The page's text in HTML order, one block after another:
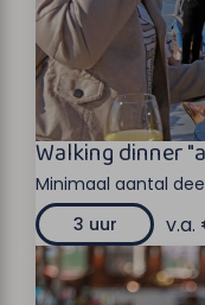
Walking dinner
Minimaal aantal
3 uur
v.a.